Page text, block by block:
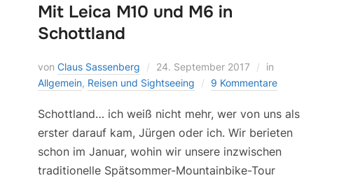
Mit Leica M10 und M6 in
Schottland
von Claus Sassenberg 24. September 2017
in
Allgemein, Reisen und Sightseeing 9 Kommentare
Schottland… ich weiß nicht mehr, wer von uns als
erster darauf kam, Jürgen oder ich. Wir berieten
schon im Januar, wohin wir unsere inzwischen
traditionelle Spätsommer-Mountainbike-Tour